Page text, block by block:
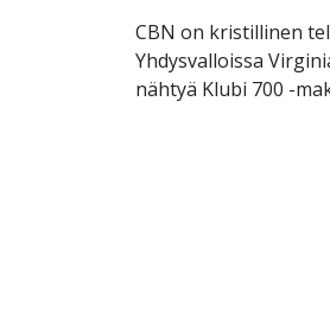
CBN on kristillinen
Yhdysvalloissa
nähtyä Klubi 700 -